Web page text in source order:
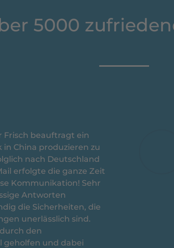
5000
Frisch beauftragt ein
China produzieren zu
nach Deutschland
erfolgte die ganze Zeit
Kommunikation! Sehr
Antworten
die Sicherheiten, die
unerlässlich sind.
den
geholfen und dabei